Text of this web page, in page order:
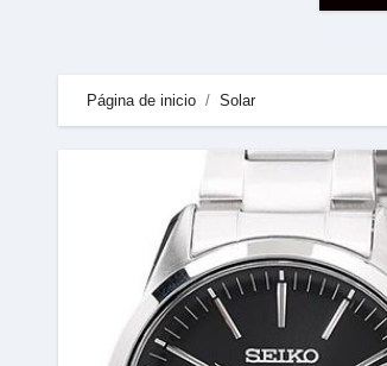
Página de inicio Solar